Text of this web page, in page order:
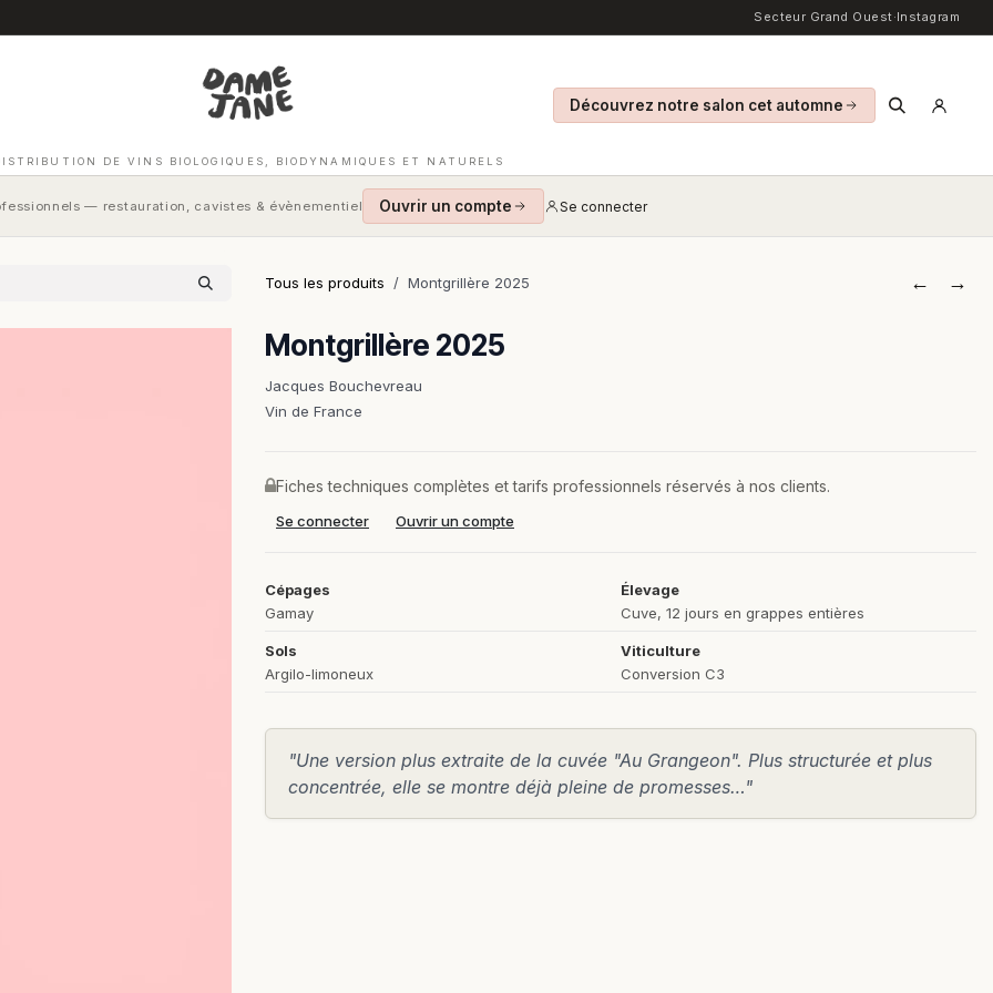
Secteur Grand Ouest·Instagram
DE VINS BIOLOGIQUES, BIODYNAMIQUES ET NATURELS
Découvrez notre salon cet automne
— restauration, cavistes & évènementiel Ouvrir un compte Se connecter
Tous les produits Montgrillère 2025 ← →
Montgrillère 2025
Jacques Bouchevreau
Vin de France
Cépages
Gamay
Sols
Argilo-limoneux
Élevage
Cuve, 12 jours en grappes entières
Viticulture
Conversion C3
"Une version plus extraite de la cuvée "Au Grangeon". Plus structurée et plus
concentrée, elle se montre déjà pleine de promesses…"
Fiches techniques complètes et tarifs professionnels réservés à nos clients.
Se connecter Ouvrir un compte